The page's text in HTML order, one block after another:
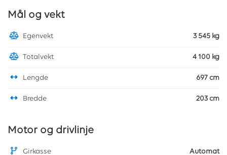
Mål og vekt
Egenvekt 3 545 kg
Totalvekt 4 100 kg
Lengde 697 cm
Bredde 203 cm
Motor og drivlinje
Girkasse Automat